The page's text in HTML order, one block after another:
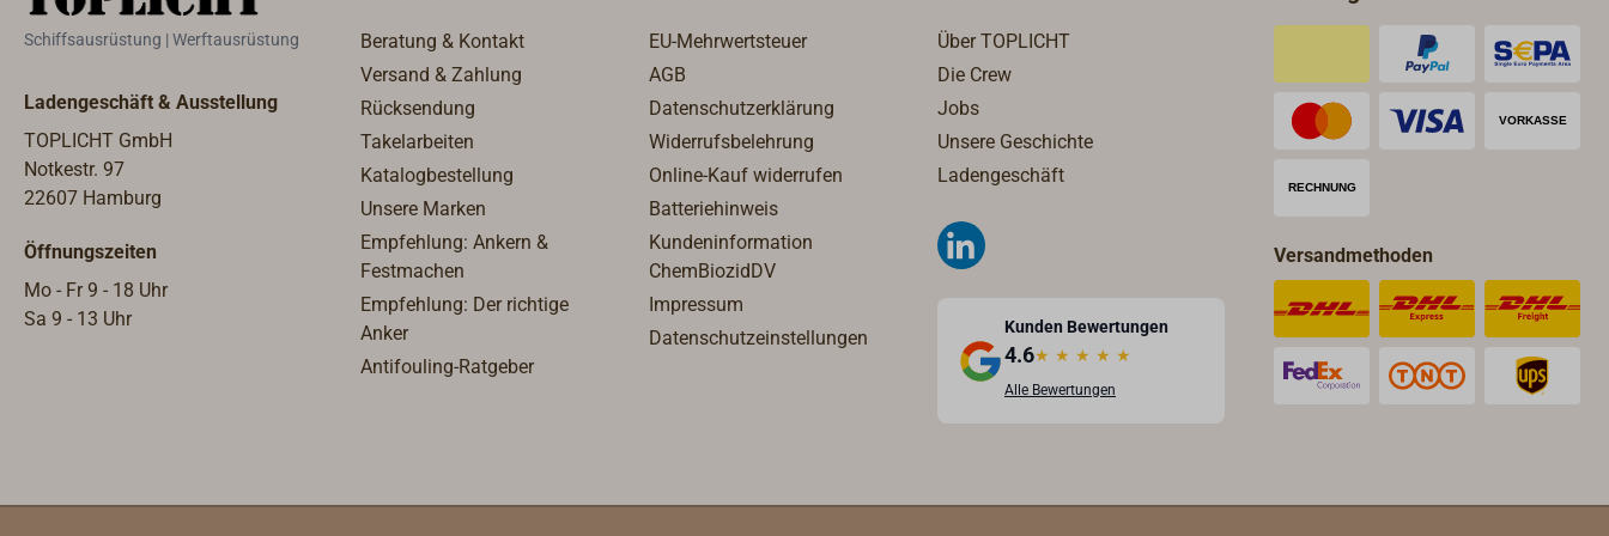
Gesundheitsschädlich bei
Verschlucken. Verursacht schwere
Verätzungen der Haut und schwere
Augenschäden.Weitere
Informationen finden Sie im
Schiffsausrüstung | Werftausrüstung
Ladengeschäft & Ausstellung
TOPLICHT GmbH
Notkestr. 97
22607 Hamburg
Öffnungszeiten
Mo - Fr 9 - 18 Uhr
Sa 9 - 13 Uhr
Beratung & Kontakt
Versand & Zahlung
Rücksendung
Takelarbeiten
Katalogbestellung
Unsere Marken
Empfehlung: Ankern &
Festmachen
Empfehlung: Der richtige
Anker
Antifouling-Ratgeber
EU-Mehrwertsteuer
AGB
Datenschutzerklärung
Widerrufsbelehrung
Online-Kauf widerrufen
Batteriehinweis
Kundeninformation
ChemBiozidDV
Impressum
Datenschutzeinstellungen
Über TOPLICHT
Die Crew
Jobs
Unsere Geschichte
Ladengeschäft
Kunden Bewertungen
4.6★ ★ ★ ★ ★
Alle Bewertungen
Versandmethoden